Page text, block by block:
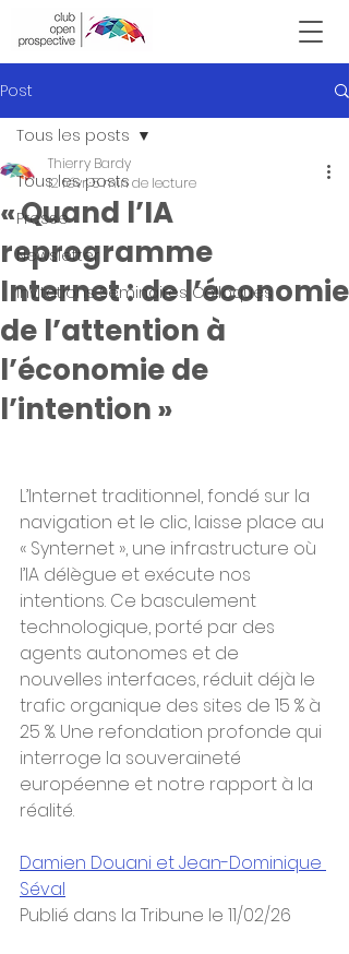
Victor Hugo
Post
Tous les posts
Presse
Newsletter
Invitations Seminaires Colloques
Tous les posts
« Quand l’IA
reprogramme
Internet : de l’économie
de l’attention à
l’économie de
l’intention »
Thierry Bardy
12 févr.5 min de lecture
L’Internet traditionnel, fondé sur la
navigation et le clic, laisse place au
« Synternet », une infrastructure où
l’IA délègue et exécute nos
intentions. Ce basculement
technologique, porté par des
agents autonomes et de
nouvelles interfaces, réduit déjà le
trafic organique des sites de 15 % à
25 %. Une refondation profonde qui
interroge la souveraineté
européenne et notre rapport à la
réalité.
Damien Douani et Jean-Dominique
Séval
Publié dans la Tribune le 11/02/26